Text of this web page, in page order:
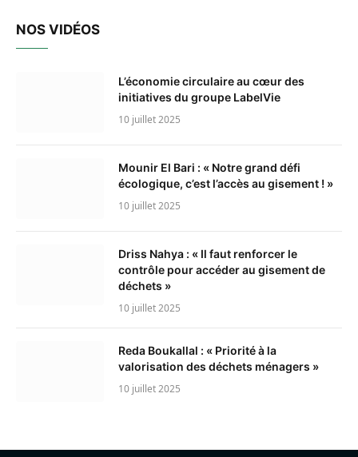
NOS VIDÉOS
L’économie circulaire au cœur des
initiatives du groupe LabelVie
10 juillet 2025
Mounir El Bari : « Notre grand défi
écologique, c’est l’accès au gisement ! »
10 juillet 2025
Driss Nahya : « Il faut renforcer le
contrôle pour accéder au gisement de
déchets »
10 juillet 2025
Reda Boukallal : « Priorité à la
valorisation des déchets ménagers »
10 juillet 2025